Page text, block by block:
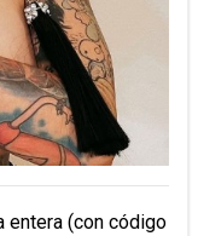
entera (con código